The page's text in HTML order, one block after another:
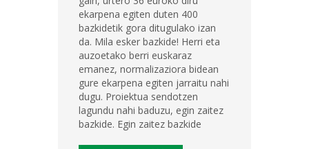
ekarpena egiten duten 400
bazkidetik gora ditugulako izan
da. Mila esker bazkide! Herri eta
auzoetako berri euskaraz
emanez, normalizaziora bidean
gure ekarpena egiten jarraitu nahi
dugu. Proiektua sendotzen
lagundu nahi baduzu, egin zaitez
bazkide. Egin zaitez bazkide